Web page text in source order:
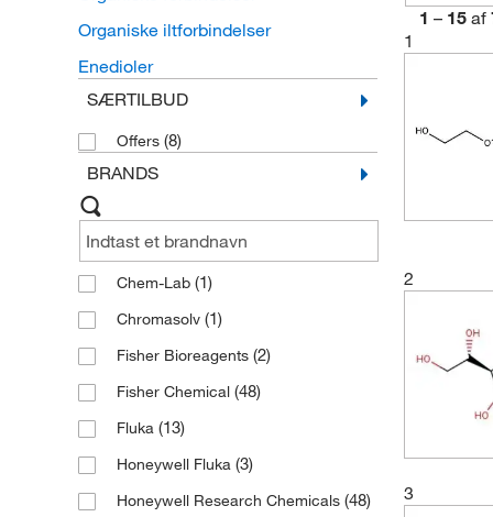
Organiske iltforbindelser
Enedioler
SÆRTILBUD
Offers (8)
BRANDS
Chem-Lab (1)
Chromasolv (1)
Fisher Bioreagents (2)
Fisher Chemical (48)
Fluka (13)
Honeywell Fluka (3)
Honeywell Research Chemicals (48)
1 – 15 af
1
2
3